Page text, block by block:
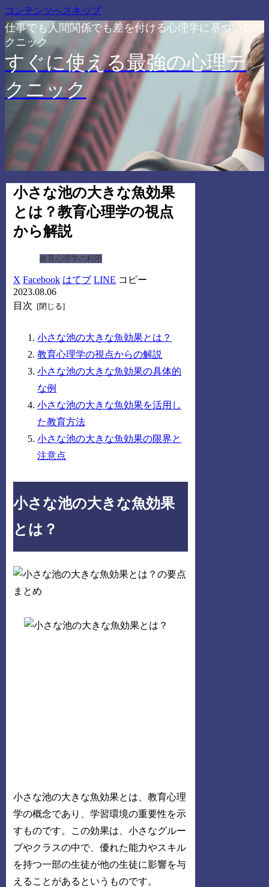
コンテンツへスキップ
仕事でも人間関係でも差を付ける心理学に基づいたテ
クニック
すぐに使える最強の心理テ
クニック
小さな池の大きな魚効果
とは？教育心理学の視点
から解説
教育心理学の利用
X Facebook はてブ LINE コピー
2023.08.06
目次
小さな池の大きな魚効果とは？
教育心理学の視点からの解説
小さな池の大きな魚効果の具体的
な例
小さな池の大きな魚効果を活用し
た教育方法
小さな池の大きな魚効果の限界と
注意点
小さな池の大きな魚効果
とは？
小さな池の大きな魚効果とは、教育心理
学の概念であり、学習環境の重要性を示
すものです。この効果は、小さなグルー
プやクラスの中で、優れた能力やスキル
を持つ一部の生徒が他の生徒に影響を与
えることがあるというものです。